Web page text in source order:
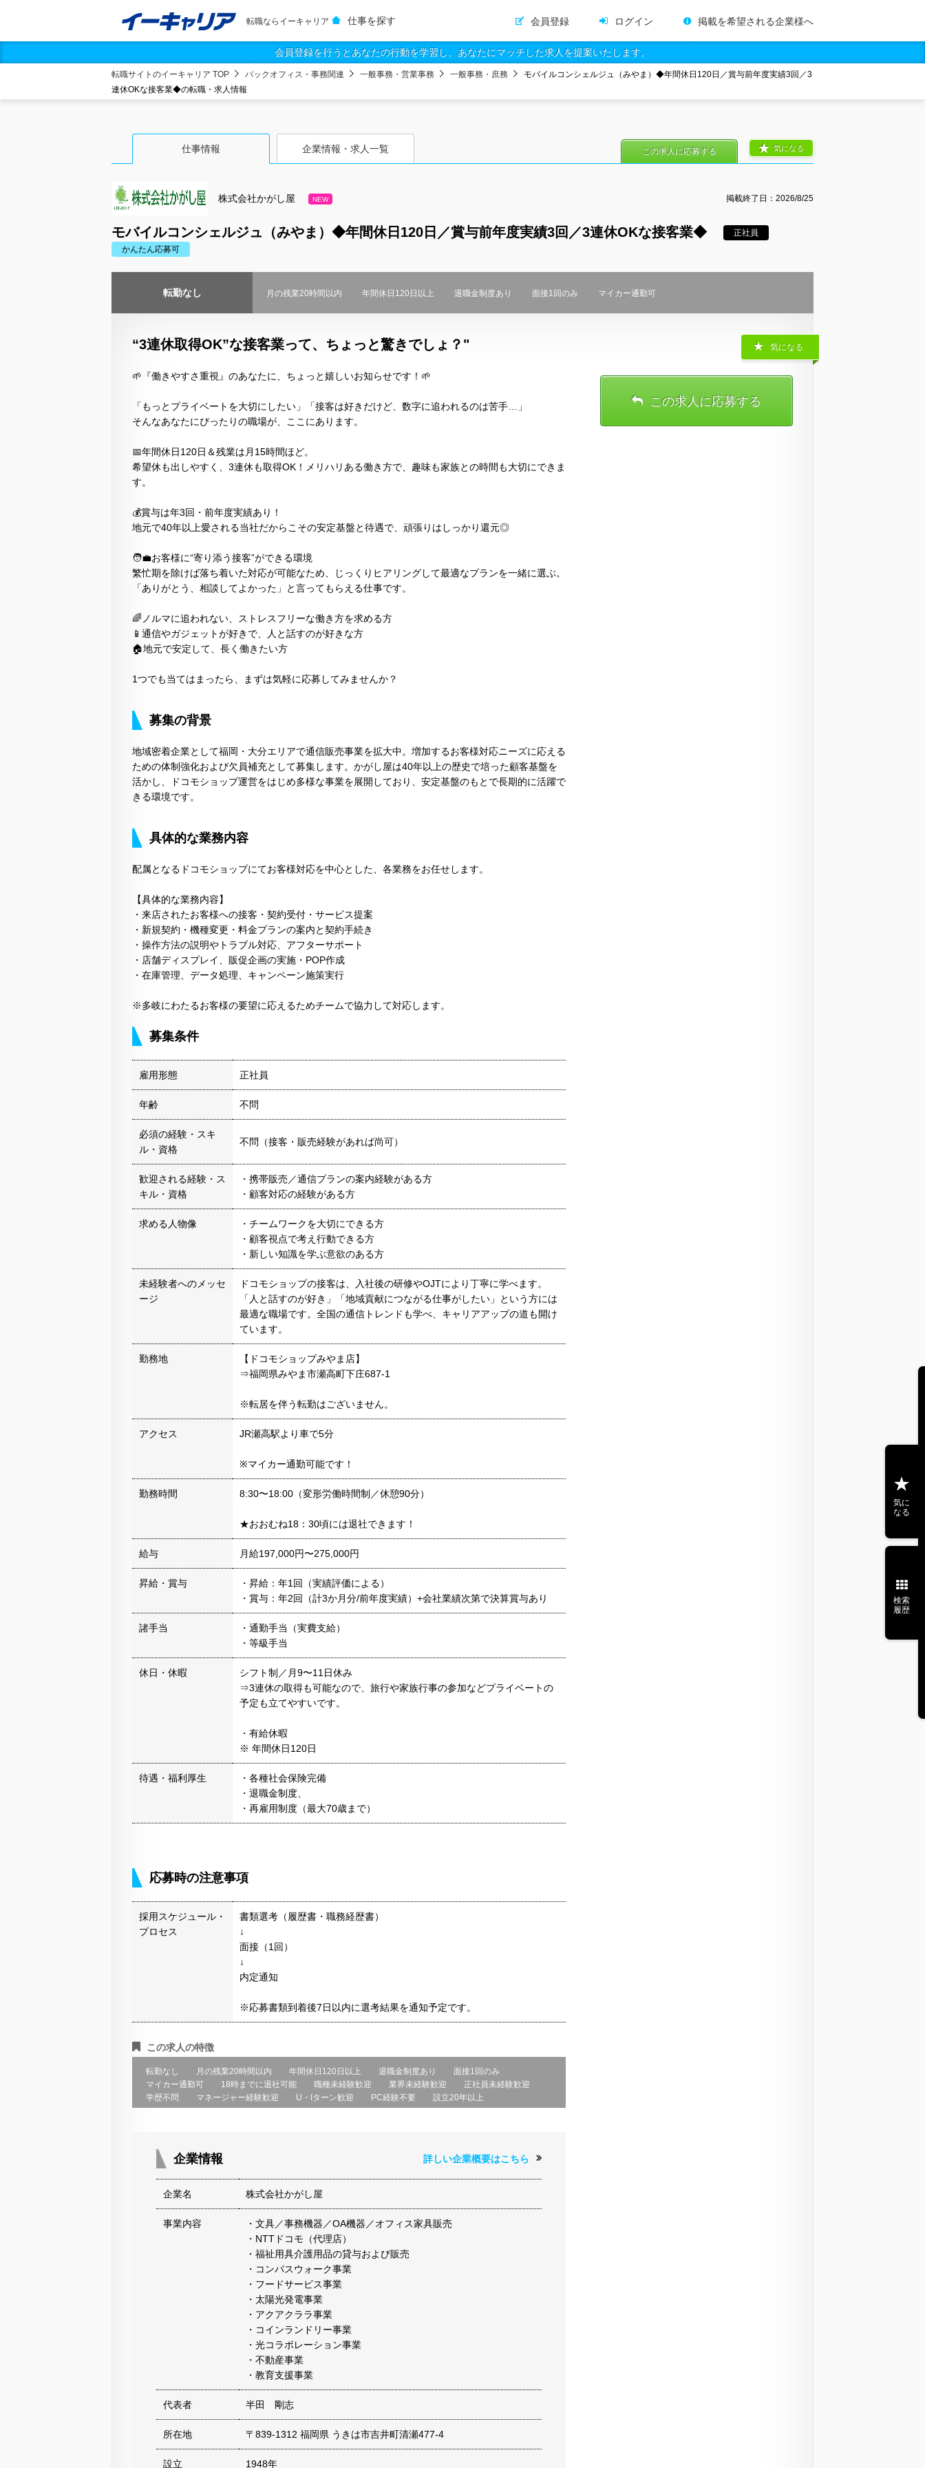
転職ならイーキャリア 仕事を探す 会員登録 ログイン 掲載を希望される企業様へ
会員登録を行うとあなたの行動を学習し、あなたにマッチした求人を提案いたします。
転職サイトのイーキャリア TOP バックオフィス・事務関連 一般事務・営業事務 一般事務・庶務
モバイルコンシェルジュ（みやま）◆年間休日120日／賞与前年度実績3回／3
連休OKな接客業◆の転職・求人情報
仕事情報 企業情報・求人一覧
株式会社かがし屋 NEW 掲載終了日： 2026/8/25
モバイルコンシェルジュ（みやま）◆年間休日120日／賞与前年度実績3回／3連休OKな接客業◆
正社員
かんたん応募可
気になる
この求人に応募する
転勤なし 月の残業20時間以内 年間休日120日以上 退職金制度あり 面接1回のみ マイカー通勤可
“3連休取得OK”な接客業って、ちょっと驚きでしょ？"
🌱『働きやすさ重視』のあなたに、ちょっと嬉しいお知らせです！🌱
「もっとプライベートを大切にしたい」「接客は好きだけど、数字に追われるのは苦手…」
そんなあなたにぴったりの職場が、ここにあります。
📅年間休日120日＆残業は月15時間ほど。
希望休も出しやすく、3連休も取得OK！メリハリある働き方で、趣味も家族との時間も大切にできま
す。
💰賞与は年3回・前年度実績あり！
地元で40年以上愛される当社だからこその安定基盤と待遇で、頑張りはしっかり還元◎
🧑‍💼お客様に“寄り添う接客”ができる環境
繁忙期を除けば落ち着いた対応が可能なため、じっくりヒアリングして最適なプランを一緒に選ぶ。
「ありがとう、相談してよかった」と言ってもらえる仕事です。
🌈ノルマに追われない、ストレスフリーな働き方を求める方
📱通信やガジェットが好きで、人と話すのが好きな方
🏠地元で安定して、長く働きたい方
1つでも当てはまったら、まずは気軽に応募してみませんか？
募集の背景
地域密着企業として福岡・大分エリアで通信販売事業を拡大中。増加するお客様対応ニーズに応える
ための体制強化および欠員補充として募集します。かがし屋は40年以上の歴史で培った顧客基盤を
活かし、ドコモショップ運営をはじめ多様な事業を展開しており、安定基盤のもとで長期的に活躍で
きる環境です。
具体的な業務内容
配属となるドコモショップにてお客様対応を中心とした、各業務をお任せします。
【具体的な業務内容】
・来店されたお客様への接客・契約受付・サービス提案
・新規契約・機種変更・料金プランの案内と契約手続き
・操作方法の説明やトラブル対応、アフターサポート
・店舗ディスプレイ、販促企画の実施・POP作成
・在庫管理、データ処理、キャンペーン施策実行
※多岐にわたるお客様の要望に応えるためチームで協力して対応します。
募集条件
雇用形態 正社員
年齢 不問
必須の経験・スキ
ル・資格
不問（接客・販売経験があれば尚可）
歓迎される経験・ス
キル・資格
・携帯販売／通信プランの案内経験がある方
・顧客対応の経験がある方
求める人物像
・チームワークを大切にできる方
・顧客視点で考え行動できる方
・新しい知識を学ぶ意欲のある方
未経験者へのメッセ
ージ
ドコモショップの接客は、入社後の研修やOJTにより丁寧に学べます。
「人と話すのが好き」「地域貢献につながる仕事がしたい」という方には
最適な職場です。全国の通信トレンドも学べ、キャリアアップの道も開け
ています。
勤務地
【ドコモショップみやま店】
⇒福岡県みやま市瀬高町下庄687-1
※転居を伴う転勤はございません。
アクセス JR瀬高駅より車で5分
※マイカー通勤可能です！
勤務時間 8:30〜18:00（変形労働時間制／休憩90分）
★おおむね18：30頃には退社できます！
給与 月給197,000円〜275,000円
昇給・賞与
・昇給：年1回（実績評価による）
・賞与：年2回（計3か月分/前年度実績）+会社業績次第で決算賞与あり
諸手当
・通勤手当（実費支給）
・等級手当
休日・休暇
シフト制／月9〜11日休み
⇒3連休の取得も可能なので、旅行や家族行事の参加などプライベートの
予定も立てやすいです。
・有給休暇
※ 年間休日120日
待遇・福利厚生
・各種社会保険完備
・退職金制度、
・再雇用制度（最大70歳まで）
応募時の注意事項
採用スケジュール・
プロセス
書類選考（履歴書・職務経歴書）
↓
面接（1回）
↓
内定通知
※応募書類到着後7日以内に選考結果を通知予定です。
この求人の特徴
転勤なし 月の残業20時間以内 年間休日120日以上 退職金制度あり
面接1回のみ
マイカー通勤可
18時までに退社可能 職種未経験歓迎 業界未経験歓迎
正社員未経験歓迎
学歴不問
マネージャー経験歓迎 U・Iターン歓迎 PC経験不要 設立20年以上
企業情報 詳しい企業概要はこちら
企業名 株式会社かがし屋
事業内容
・文具／事務機器／OA機器／オフィス家具販売
・NTTドコモ（代理店）
・福祉用具介護用品の貸与および販売
・コンパスウォーク事業
・フードサービス事業
・太陽光発電事業
・アクアクララ事業
・コインランドリー事業
・光コラボレーション事業
・不動産事業
・教育支援事業
代表者 半田 剛志
所在地 〒839-1312 福岡県 うきは市吉井町清瀬477-4
設立 1948年
気になる
この求人に応募する
気に
なる
検索
履歴